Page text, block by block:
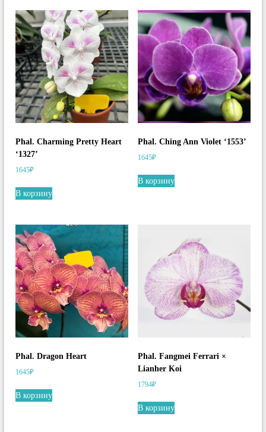
Phal. Charming Pretty Heart
‘1327’
1645₽
В корзину
Phal. Ching Ann Violet ‘1553’
1645₽
В корзину
Phal. Dragon Heart
1645₽
В корзину
Phal. Fangmei Ferrari ×
Lianher Koi
1794₽
В корзину